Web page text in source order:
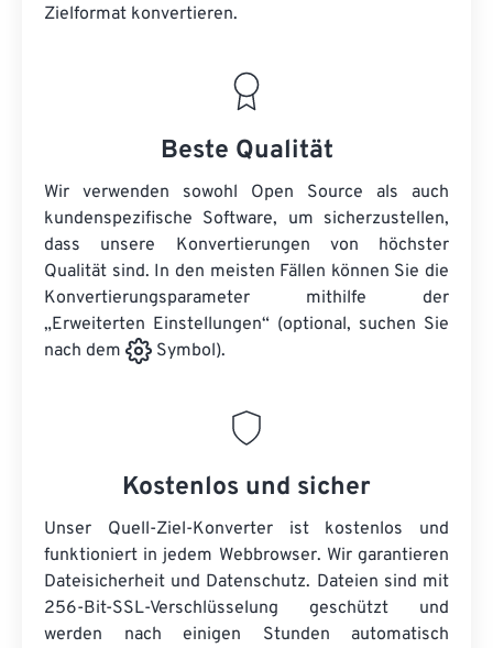
Zielformat konvertieren.
Beste Qualität
Wir verwenden sowohl Open Source als auch
kundenspezifische Software, um sicherzustellen,
dass unsere Konvertierungen von höchster
Qualität sind. In den meisten Fällen können Sie die
Konvertierungsparameter mithilfe der
„Erweiterten Einstellungen“ (optional, suchen Sie
nach dem
Symbol).
Kostenlos und sicher
Unser Quell-Ziel-Konverter ist kostenlos und
funktioniert in jedem Webbrowser. Wir garantieren
Dateisicherheit und Datenschutz. Dateien sind mit
256-Bit-SSL-Verschlüsselung geschützt und
werden nach einigen Stunden automatisch